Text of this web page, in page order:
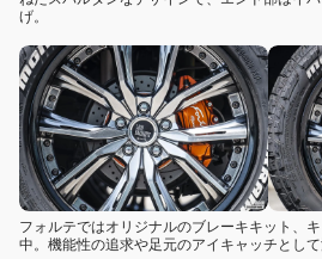
げ。
フォルテではオリジナルのブレーキキット、
中。機能性の追求や足元のアイキャッチとして